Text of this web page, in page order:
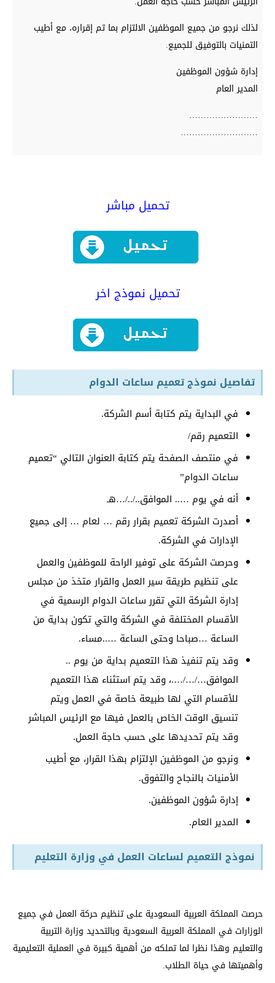
لذلك نرجو من جميع الموظفين الالتزام بما تم إقراره، مع أطيب
التمنيات بالتوفيق للجميع.
إدارة شؤون الموظفين
المدير العام
……………………
………………………
تحميل مباشر
تحميل نموذج اخر
تفاصيل نموذج تعميم ساعات الدوام
في البداية يتم كتابة أسم الشركة.
التعميم رقم/
في منتصف الصفحة يتم كتابة العنوان التالي “تعميم
ساعات الدوام”
أنه في يوم ….. الموافق../../…هـ
أصدرت الشركة تعميم بقرار رقم … لعام … إلى جميع
الإدارات في الشركة.
وحرصت الشركة على توفير الراحة للموظفين والعمل
على تنظيم طريقة سير العمل والقرار متخذ من مجلس
إدارة الشركة التي تقرر ساعات الدوام الرسمية في
الأقسام المختلفة في الشركة والتي تكون بداية من
الساعة …صباحا وحتى الساعة …..مساء.
وقد يتم تنفيذ هذا التعميم بداية من يوم ..
الموافق…/…/….، وقد يتم استثناء هذا التعميم
للأقسام التي لها طبيعة خاصة في العمل ويتم
تنسيق الوقت الخاص بالعمل فيها مع الرئيس المباشر
وقد يتم تحديدها على حسب حاجة العمل.
ونرجو من الموظفين الإلتزام بهذا القرار، مع أطيب
الأمنيات بالنجاح والتفوق.
إدارة شؤون الموظفين.
المدير العام.
نموذج التعميم لساعات العمل في وزارة التعليم
حرصت المملكة العربية السعودية على تنظيم حركة العمل في جميع
الوزارات في المملكة العربية السعودية وبالتحديد وزارة التربية
والتعليم وهذا نظرا لما تملكه من أهمية كبيرة في العملية التعليمية
وأهميتها في حياة الطلاب.